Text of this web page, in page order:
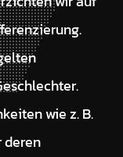
wie z. B.
deren